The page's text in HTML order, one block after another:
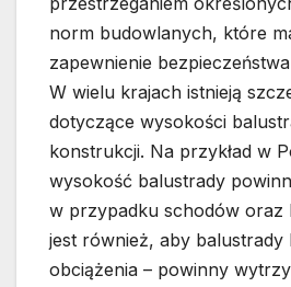
norm budowlanych, które
zapewnienie
W wielu krajach istnieją
dotyczące wysokości
konstrukcji. Na przykład w
wysokość balustrady
w przypadku schodów oraz
jest również, aby balustrady
obciążenia – powinny